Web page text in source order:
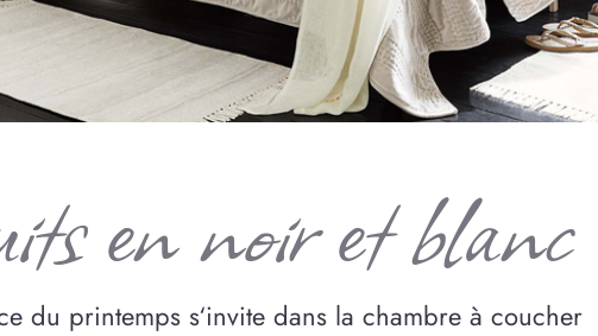
en noir et blanc
du printemps s‘invite dans la chambre à coucher